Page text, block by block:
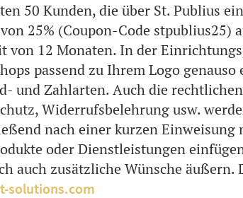
50 Kunden, die über St. Publius
25% (Coupon-Code stpublius25)
von 12 Monaten. In der
passend zu Ihrem Logo
und Zahlarten. Auch die
Widerrufsbelehrung usw.
nach einer kurzen Einweisung
oder Dienstleistungen
auch zusätzliche Wünsche äußern.
solutions.com